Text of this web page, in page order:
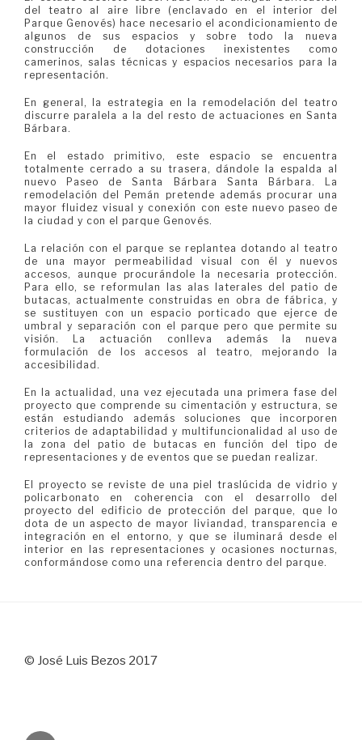
del teatro al aire libre (enclavado en el interior del
Parque Genovés) hace necesario el acondicionamiento de
algunos de sus espacios y sobre todo la nueva
construcción de dotaciones inexistentes como
camerinos, salas técnicas y espacios necesarios para la
representación.
En general, la estrategia en la remodelación del teatro
discurre paralela a la del resto de actuaciones en Santa
Bárbara.
En el estado primitivo, este espacio se encuentra
totalmente cerrado a su trasera, dándole la espalda al
nuevo Paseo de Santa Bárbara Santa Bárbara. La
remodelación del Pemán pretende además procurar una
mayor fluidez visual y conexión con este nuevo paseo de
la ciudad y con el parque Genovés.
La relación con el parque se replantea dotando al teatro
de una mayor permeabilidad visual con él y nuevos
accesos, aunque procurándole la necesaria protección.
Para ello, se reformulan las alas laterales del patio de
butacas, actualmente construidas en obra de fábrica, y
se sustituyen con un espacio porticado que ejerce de
umbral y separación con el parque pero que permite su
visión. La actuación conlleva además la nueva
formulación de los accesos al teatro, mejorando la
accesibilidad.
En la actualidad, una vez ejecutada una primera fase del
proyecto que comprende su cimentación y estructura, se
están estudiando además soluciones que incorporen
criterios de adaptabilidad y multifuncionalidad al uso de
la zona del patio de butacas en función del tipo de
representaciones y de eventos que se puedan realizar.
El proyecto se reviste de una piel traslúcida de vidrio y
policarbonato en coherencia con el desarrollo del
proyecto del edificio de protección del parque, que lo
dota de un aspecto de mayor liviandad, transparencia e
integración en el entorno, y que se iluminará desde el
interior en las representaciones y ocasiones nocturnas,
conformándose como una referencia dentro del parque.
© José Luis Bezos 2017